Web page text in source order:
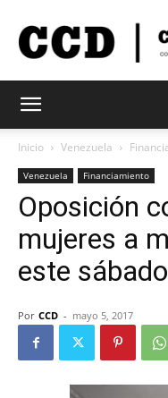
Inicio Venezuela
Venezuela Financiamiento
Oposición
mujeres a
este sábado
Por CCD - mayo 5, 2017